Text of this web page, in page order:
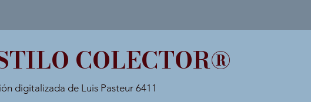
COLECTOR®
digitalizada de Luis Pasteur 6411